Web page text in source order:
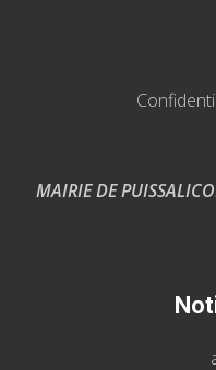
MAIRIE DE
Les